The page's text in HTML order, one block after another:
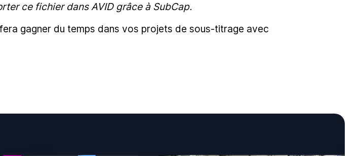
ce fichier dans AVID grâce à SubCap.
gagner du temps dans vos projets de sous-titrage avec